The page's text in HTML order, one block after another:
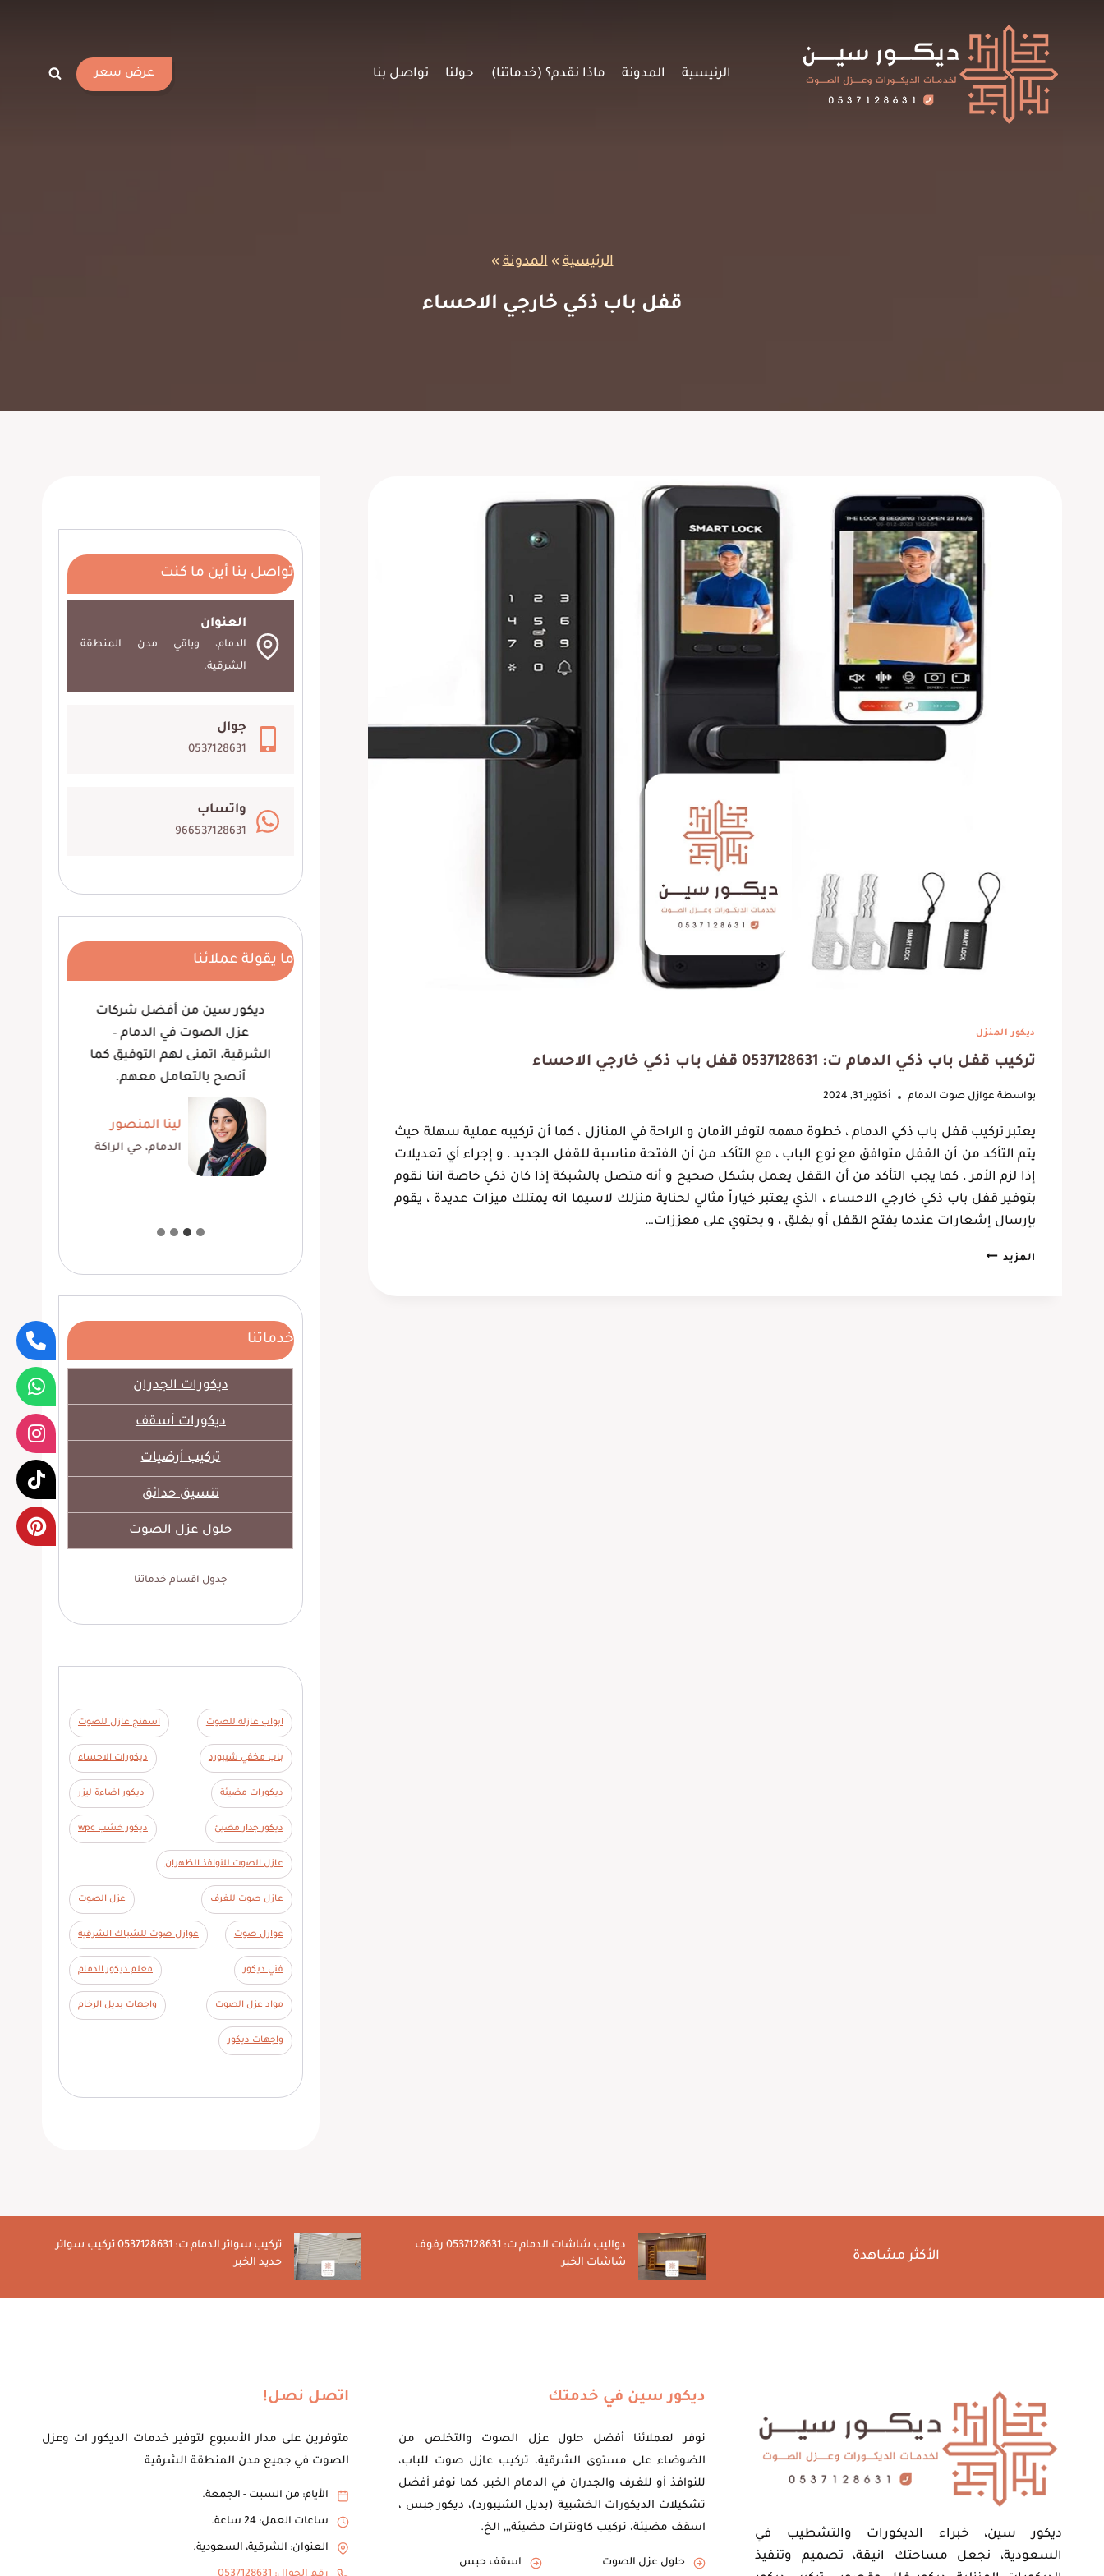
الرئيسية
المدونة ماذا نقدم؟ (خدماتنا) حولنا تواصل بنا عرض سعر
الرئيسية»المدونة»
قفل باب ذكي خارجي الاحساء
ديكور المنزل
تركيب قفل باب ذكي الدمام ت: 0537128631 قفل باب ذكي خارجي الاحساء
بواسطة عوازل صوت الدمام أكتوبر 31, 2024
يعتبر تركيب قفل باب ذكي الدمام ، خطوة مهمه لتوفر الأمان و الراحة في المنازل ، كما أن تركيبه عملية سهلة حيث
يتم التأكد من أن القفل متوافق مع نوع الباب ، مع التأكد من أن الفتحة مناسبة للقفل الجديد ، و إجراء أي تعديلات
إذا لزم الأمر ، كما يجب التأكد من أن القفل يعمل بشكل صحيح و أنه متصل بالشبكة إذا كان ذكي خاصة اننا نقوم
بتوفير قفل باب ذكي خارجي الاحساء ، الذي يعتبر خياراً مثالي لحناية منزلك لاسيما انه يمتلك ميزات عديدة ، يقوم
بإرسال إشعارات عندما يفتح القفل أو يغلق ، و يحتوي على معززات…
المزيدتركيب
تواصل بنا أين ما كنت
العنوان
الدمام، وباقي مدن المنطقة
الشرقية.
جوال
0537128631
واتساب
966537128631
ما يقولة عملائنا
لعمل ديكور شيبورد للتلفزيون ،
كما أن اسعارهم مناسبة وجودة
فهد حجازي
الخبر، حي الحزام
الوقت. كما اتمنى لهم التوفيق
أم خالد
الإحساء، الهفوف
الدمام، حي
الفردوس
ديكور سين من أفضل شركات
عزل الصوت في الدمام –
الشرقية، اتمنى لهم التوفيق كما
أنصح بالتعامل معهم.
لينا المنصور
الدمام، حي الراكة
خدماتنا
ديكورات الجدران
ديكورات أسقف
تركيب أرضيات
تنسيق حدائق
حلول عزل الصوت
جدول اقسام خدماتنا
ابواب عازلة للصوت اسفنج عازل للصوت
باب مخفي شيبورد ديكورات الاحساء
ديكورات مضيئة ديكور اضاءة ليزر
ديكور جدار مضيئ ديكور خشب wpc
عازل الصوت للنوافذ الظهران
عازل صوت للغرف عزل الصوت
عوازل صوت عوازل صوت للشباك الشرقية
فني ديكور معلم ديكور الدمام
مواد عزل الصوت واجهات بديل الرخام
واجهات ديكور
الأكثر مشاهدة
دواليب شاشات الدمام ت: 0537128631 رفوف
شاشات الخبر
تركيب سواتر الدمام ت: 0537128631 تركيب سواتر
حديد الخبر
ديكور سين، خبراء الديكورات والتشطيب في
السعودية، نجعل مساحتك انيقة، تصميم وتنفيذ
ديكور سين في خدمتك
نوفر لعملائنا أفضل حلول عزل الصوت والتخلص من
الضوضاء على مستوى الشرقية، تركيب عازل صوت للباب،
للنوافذ أو للغرف والجدران في الدمام الخبر. كما نوفر أفضل
تشكيلات الديكورات الخشبية (بديل الشيبورد)، ديكور جبس ،
اسقف مضيئة، تركيب كاونترات مضيئة,,, الخ.
حلول عزل الصوت اسقف حبس
اتصل نصل!
متوفرين على مدار الأسبوع لتوفير خدمات الديكور ات وعزل
الصوت في جميع مدن المنطقة الشرقية
الأيام: من السبت - الجمعة.
ساعات العمل: 24 ساعة.
العنوان: الشرقية، السعودية.